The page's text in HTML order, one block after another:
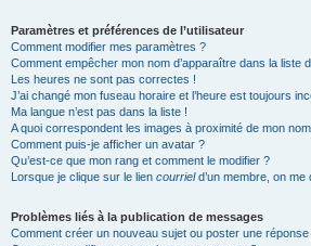
Paramètres et préférences de l’utilisateur
Comment modifier mes paramètres ?
Comment empêcher mon nom d’apparaître dans la liste
Les heures ne sont pas correctes !
J’ai changé mon fuseau horaire et l’heure est toujours
Ma langue n’est pas dans la liste !
A quoi correspondent les images à proximité de mon nom
Comment puis-je afficher un avatar ?
Qu’est-ce que mon rang et comment le modifier ?
Lorsque je clique sur le lien courrield’un membre, on me
Problèmes liés à la publication de messages
Comment créer un nouveau sujet ou poster une réponse